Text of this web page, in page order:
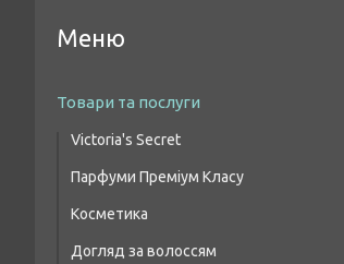
Товари та послуги
Victoria's Secret
Парфумовані набори
Парфумований спрей для тіла
Парфуми Преміум Класу
Жіночі парфуми преміум класу
Чоловіча парфумована вода преміум
Косметика
Макіяж очей
Догляд за волоссям